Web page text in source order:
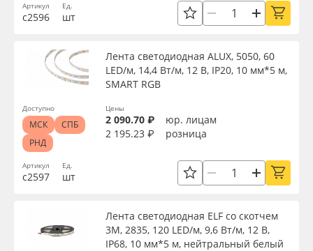
Поставщикам
Избранное
8 800 550 7888
Москва
Инженерные пластики
Упаковочные материалы
Оборудование и инструмент
Новинки ассортимента
Плёнка монтажная Oratape
Цветовая температура, K
Цвет
Страна происхождения
Артикул
с2596
Ед.
шт
Артикул
с2597
Лента светодиодная ALUX, 5050, 60
LED/м, 14,4 Вт/м, 12 В, IP20, 10 мм*5 м,
SMART RGB
Ед.
шт
Цены
2 090.70 ₽
юр. лицам
2 195.23 ₽
розница
Доступно
МСК
СПБ
РНД
Лента светодиодная ELF со скотчем
3М, 2835, 120 LED/м, 9,6 Вт/м, 12 В,
IP68, 10 мм*5 м, нейтральный белый